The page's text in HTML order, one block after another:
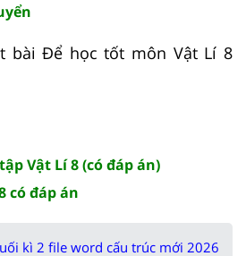
bài Để học tốt môn Vật Lí 8
Vật Lí 8 (có đáp án)
có đáp án
kì 2 file word cấu trúc mới 2026